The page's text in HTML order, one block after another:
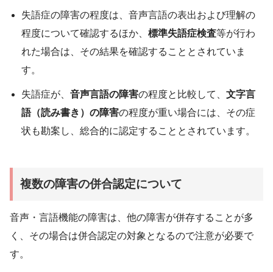
失語症の障害の程度は、音声言語の表出および理解の
程度について確認するほか、標準失語症検査等が行わ
れた場合は、その結果を確認することとされていま
す。
失語症が、音声言語の障害の程度と比較して、文字言
語（読み書き）の障害の程度が重い場合には、その症
状も勘案し、総合的に認定することとされています。
複数の障害の併合認定について
音声・言語機能の障害は、他の障害が併存することが多
く、その場合は併合認定の対象となるので注意が必要で
す。